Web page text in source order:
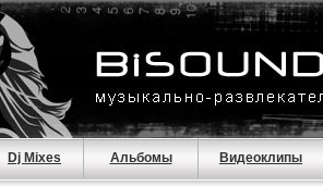
Dj Mixes Альбомы Видеоклипы